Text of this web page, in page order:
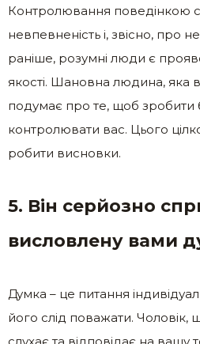
Контролювання поведінкою
невпевненість і, звісно, ​​про
раніше, розумні люди є
якості. Шановна людина, яка
подумає про те, щоб зробити
контролювати вас. Цього
робити висновки.
5. Він серйозно
висловлену вами
Думка – це питання
його слід поважати. Чоловік,